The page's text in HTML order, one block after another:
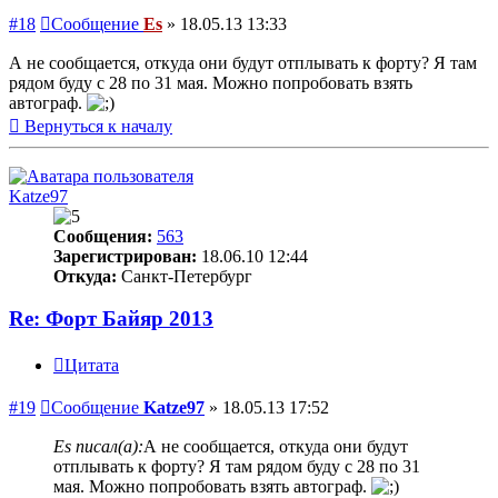
#18 Сообщение Es » 18.05.13 13:33
А не сообщается, откуда они будут отплывать к форту? Я там
рядом буду с 28 по 31 мая. Можно попробовать взять
автограф.
Вернуться к началу
Katze97
Сообщения: 563
Зарегистрирован: 18.06.10 12:44
Откуда: Санкт-Петербург
Re: Форт Байяр 2013
Цитата
#19 Сообщение Katze97 » 18.05.13 17:52
Es писал(а):А не сообщается, откуда они будут
отплывать к форту? Я там рядом буду с 28 по 31
мая. Можно попробовать взять автограф.